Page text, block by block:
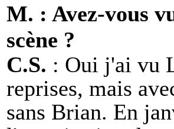
M. : Avez-vous
scène ?
C.S. : Oui j'ai vu
reprises, mais
sans Brian. En